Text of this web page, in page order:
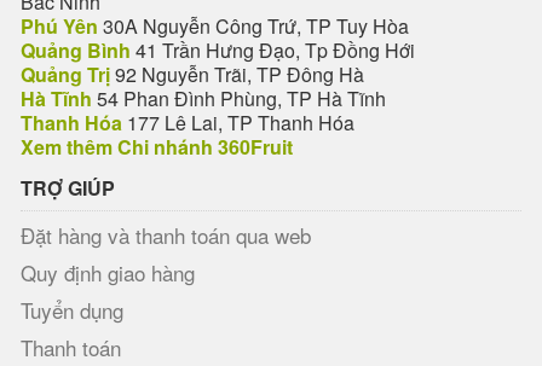
Phú Yên 30A Nguyễn Công Trứ, TP Tuy Hòa
Quảng Bình 41 Trần Hưng Đạo, Tp Đồng Hới
Quảng Trị92 Nguyễn Trãi, TP Đông Hà
Hà Tĩnh 54 Phan Đình Phùng, TP Hà Tĩnh
Thanh Hóa 177 Lê Lai, TP Thanh Hóa
Xem thêm Chi nhánh 360Fruit
TRỢ GIÚP
Đặt hàng và thanh toán qua web
Quy định giao hàng
Tuyển dụng
Thanh toán